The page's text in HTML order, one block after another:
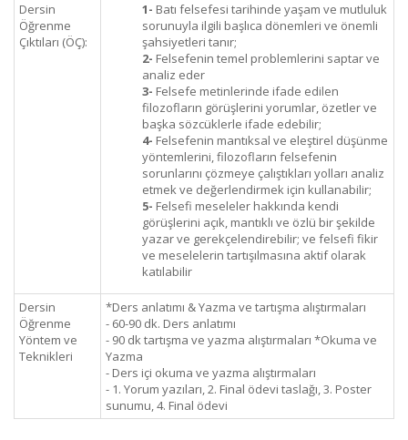
Dersin
Öğrenme
Çıktıları (ÖÇ):
1- Batı felsefesi tarihinde yaşam ve mutluluk
sorunuyla ilgili başlıca dönemleri ve önemli
şahsiyetleri tanır;
2- Felsefenin temel problemlerini saptar ve
analiz eder
3- Felsefe metinlerinde ifade edilen
filozofların görüşlerini yorumlar, özetler ve
başka sözcüklerle ifade edebilir;
4- Felsefenin mantıksal ve eleştirel düşünme
yöntemlerini, filozofların felsefenin
sorunlarını çözmeye çalıştıkları yolları analiz
etmek ve değerlendirmek için kullanabilir;
5- Felsefi meseleler hakkında kendi
görüşlerini açık, mantıklı ve özlü bir şekilde
yazar ve gerekçelendirebilir; ve felsefi fikir
ve meselelerin tartışılmasına aktif olarak
katılabilir
Dersin
Öğrenme
Yöntem ve
Teknikleri
*Ders anlatımı & Yazma ve tartışma alıştırmaları
- 60-90 dk. Ders anlatımı
- 90 dk tartışma ve yazma alıştırmaları *Okuma ve
Yazma
- Ders içi okuma ve yazma alıştırmaları
- 1. Yorum yazıları, 2. Final ödevi taslağı, 3. Poster
sunumu, 4. Final ödevi